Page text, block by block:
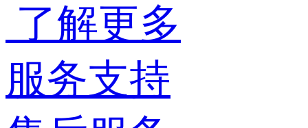
了解更多
服务支持